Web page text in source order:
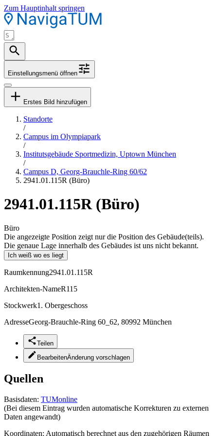
Zum Hauptinhalt springen
Einstellungsmenü öffnen
Erstes Bild hinzufügen
Standorte
/
Campus im Olympiapark
/
Institutsgebäude Sportmedizin, Uptown München
/
Campus D, Georg-Brauchle-Ring 60/62
2941.01.115R (Büro)
2941.01.115R (Büro)
Büro
Die angezeigte Position zeigt nur die Position des Gebäude(teils).
Die genaue Lage innerhalb des Gebäudes ist uns nicht bekannt.
Ich weiß wo es liegt
Raumkennung2941.01.115R
Architekten-NameR115
Stockwerk1. Obergeschoss
AdresseGeorg-Brauchle-Ring 60_62, 80992 München
Teilen
BearbeitenÄnderung vorschlagen
Quellen
Basisdaten: TUMonline
(Bei diesem Eintrag wurden automatische Korrekturen zu externen
Daten angewandt)
Koordinaten: Automatisch berechnet aus den zugehörigen Räumen